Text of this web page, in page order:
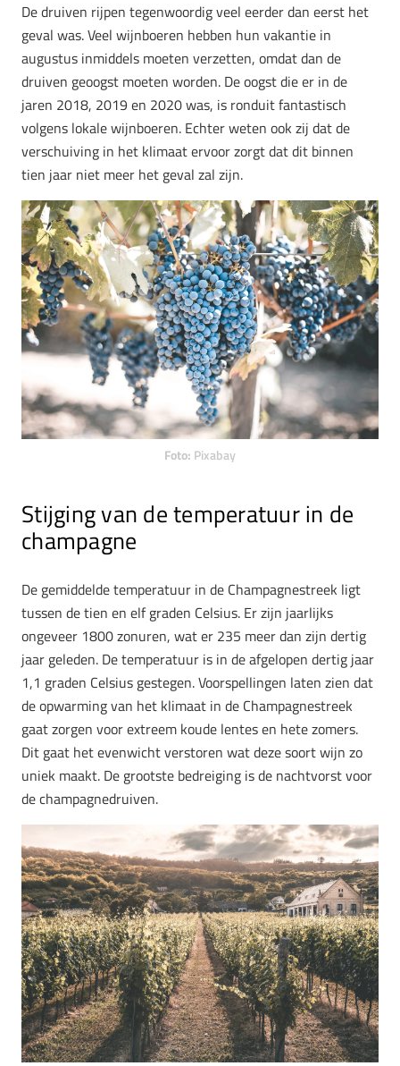
De druiven rijpen tegenwoordig veel eerder dan eerst het
geval was. Veel wijnboeren hebben hun vakantie in
augustus inmiddels moeten verzetten, omdat dan de
druiven geoogst moeten worden. De oogst die er in de
jaren 2018, 2019 en 2020 was, is ronduit fantastisch
volgens lokale wijnboeren. Echter weten ook zij dat de
verschuiving in het klimaat ervoor zorgt dat dit binnen
tien jaar niet meer het geval zal zijn.
Foto: Pixabay
Stijging van de temperatuur in de
champagne
De gemiddelde temperatuur in de Champagnestreek ligt
tussen de tien en elf graden Celsius. Er zijn jaarlijks
ongeveer 1800 zonuren, wat er 235 meer dan zijn dertig
jaar geleden. De temperatuur is in de afgelopen dertig jaar
1,1 graden Celsius gestegen. Voorspellingen laten zien dat
de opwarming van het klimaat in de Champagnestreek
gaat zorgen voor extreem koude lentes en hete zomers.
Dit gaat het evenwicht verstoren wat deze soort wijn zo
uniek maakt. De grootste bedreiging is de nachtvorst voor
de champagnedruiven.